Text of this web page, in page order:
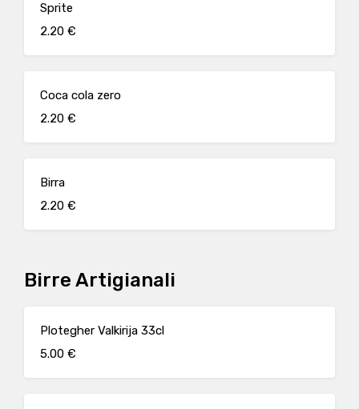
Sprite
2.20 €
Coca cola zero
2.20 €
Birra
2.20 €
Birre Artigianali
Plotegher Valkirija 33cl
5.00 €